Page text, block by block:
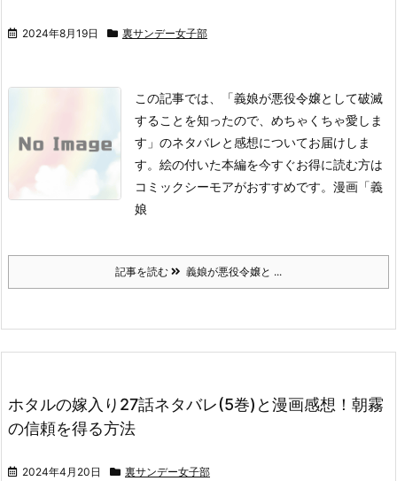
2024年8月19日 裏サンデー女子部
この記事では、「義娘が悪役令嬢として破滅
することを知ったので、めちゃくちゃ愛しま
す」のネタバレと感想についてお届けしま
す。 絵の付いた本編を今すぐお得に読む方は
コミックシーモアがおすすめです。 漫画「義
娘
記事を読む 義娘が悪役令嬢と ...
ホタルの嫁入り27話ネタバレ(5巻)と漫画感想！朝霧
の信頼を得る方法
2024年4月20日 裏サンデー女子部